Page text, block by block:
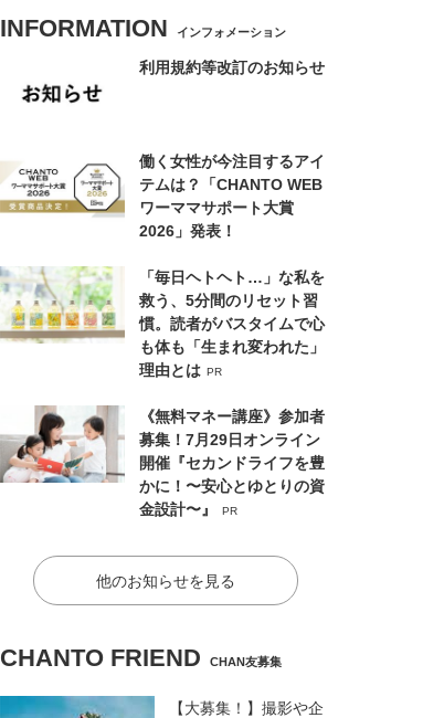
INFORMATION インフォメーション
利用規約等改訂のお知らせ
働く女性が今注目するアイ
テムは？「CHANTO WEB
ワーママサポート大賞
2026」発表！
「毎日ヘトヘト…」な私を
救う、5分間のリセット習
慣。読者がバスタイムで心
も体も「生まれ変われた」
理由とは PR
《無料マネー講座》参加者
募集！7月29日オンライン
開催『セカンドライフを豊
かに！〜安心とゆとりの資
金設計〜』
PR
他のお知らせを見る
CHANTO FRIEND CHAN友募集
【大募集！】撮影や企